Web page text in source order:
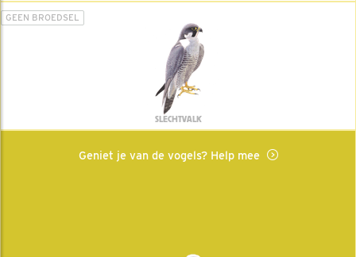
GEEN BROEDSEL
SLECHTVALK
Geniet je van de vogels? Help mee